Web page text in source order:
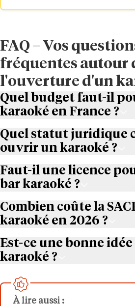
FAQ – Vos
fréquentes autour
l'ouverture d'un
Quel budget faut-il
karaoké en France ?
Quel statut juridique
ouvrir un karaoké ?
Faut-il une licence
bar karaoké ?
Combien coûte la
karaoké en 2026 ?
Est-ce une bonne
karaoké ?
À lire aussi :